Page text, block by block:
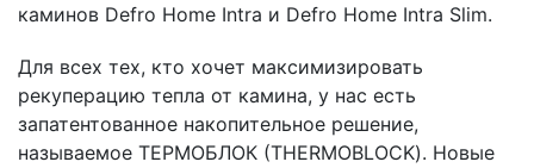
каминов Defro Home Intra и Defro Home Intra Slim.
Для всех тех, кто хочет максимизировать
рекуперацию тепла от камина, у нас есть
запатентованное накопительное решение,
называемое ТЕРМОБЛОК (THERMOBLOCK). Новые